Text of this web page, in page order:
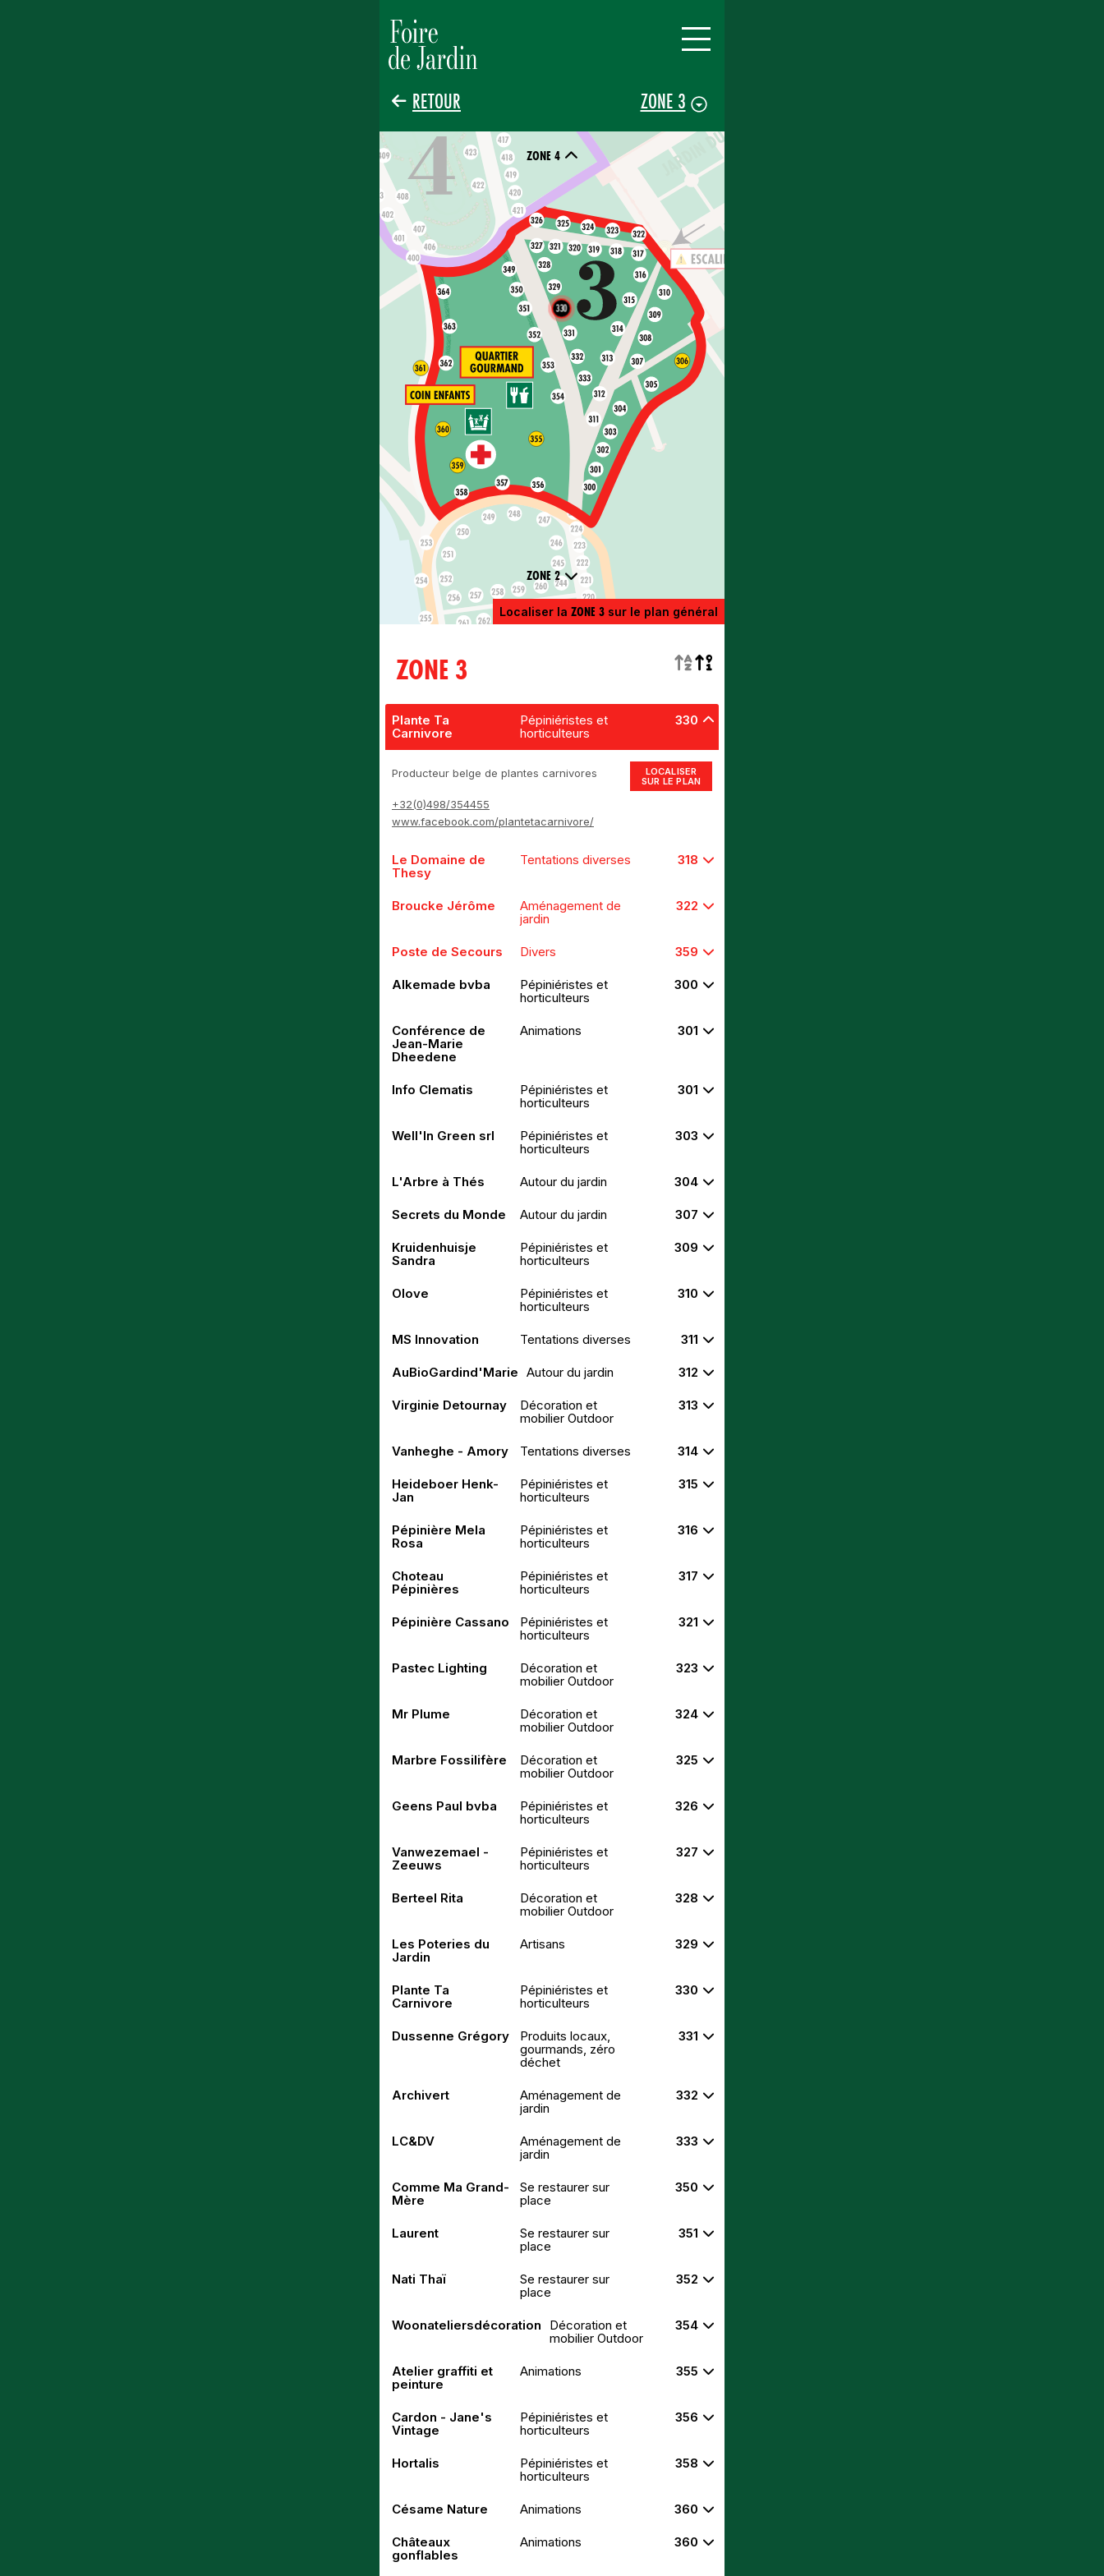
RETOUR ZONE 3
Localiser la ZONE 3sur le plan général
ZONE 4
ZONE 2
330
ZONE 3
Plante Ta
Carnivore
Pépiniéristes et
horticulteurs
330
Producteur belge de plantes carnivores
+32(0)498/354455
www.facebook.com/plantetacarnivore/
LOCALISER
SUR LE PLAN
Le Domaine de
Thesy
Tentations diverses 318
Broucke Jérôme
Aménagement de
jardin
322
Poste de Secours Divers 359
Alkemade bvba
Pépiniéristes et
horticulteurs
300
Conférence de
Jean-Marie
Dheedene
Animations 301
Info Clematis
Pépiniéristes et
horticulteurs
301
Well'In Green srl
Pépiniéristes et
horticulteurs
303
L'Arbre à Thés Autour du jardin 304
Secrets du Monde Autour du jardin 307
Kruidenhuisje
Sandra
Pépiniéristes et
horticulteurs
309
Olove
Pépiniéristes et
horticulteurs
310
MS Innovation Tentations diverses 311
AuBioGardind'Marie Autour du jardin 312
Virginie Detournay
Décoration et
mobilier Outdoor
313
Vanheghe - Amory Tentations diverses 314
Heideboer Henk-
Jan
Pépiniéristes et
horticulteurs
315
Pépinière Mela
Rosa
Pépiniéristes et
horticulteurs
316
Choteau
Pépinières
Pépiniéristes et
horticulteurs
317
Pépinière Cassano
Pépiniéristes et
horticulteurs
321
Pastec Lighting
Décoration et
mobilier Outdoor
323
Mr Plume
Décoration et
mobilier Outdoor
324
Marbre Fossilifère
Décoration et
mobilier Outdoor
325
Geens Paul bvba
Pépiniéristes et
horticulteurs
326
Vanwezemael -
Zeeuws
Pépiniéristes et
horticulteurs
327
Berteel Rita
Décoration et
mobilier Outdoor
328
Les Poteries du
Jardin
Artisans 329
Plante Ta
Carnivore
Pépiniéristes et
horticulteurs
330
Dussenne Grégory
Produits locaux,
gourmands, zéro
déchet
331
Archivert
Aménagement de
jardin
332
LC&DV
Aménagement de
jardin
333
Comme Ma Grand-
Mère
Se restaurer sur
place
350
Laurent
Se restaurer sur
place
351
Nati Thaï
Se restaurer sur
place
352
Woonateliersdécoration
Décoration et
mobilier Outdoor
354
Atelier graffiti et
peinture
Animations 355
Cardon - Jane's
Vintage
Pépiniéristes et
horticulteurs
356
Hortalis
Pépiniéristes et
horticulteurs
358
Césame Nature Animations 360
Châteaux
gonflables
Animations 360